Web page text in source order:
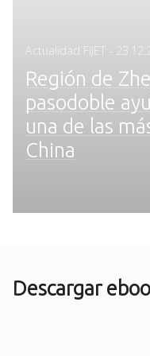
Actualidad FIJET -
Región de
pasodoble
una de las
China
Descargar